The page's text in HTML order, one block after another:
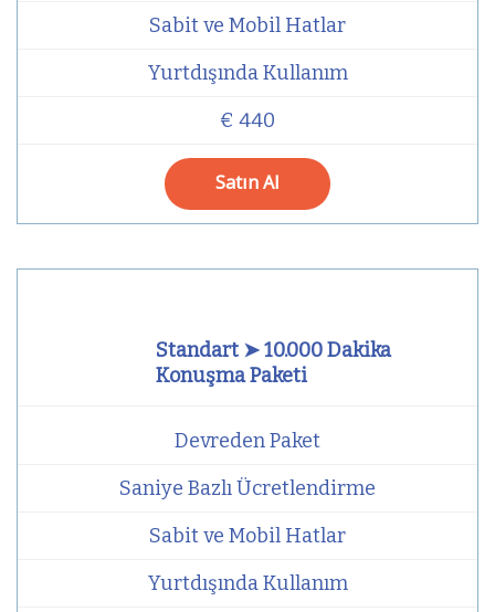
Sabit ve Mobil Hatlar
Yurtdışında Kullanım
€ 440
Satın Al
Standart ➤ 10.000 Dakika
Konuşma Paketi
Devreden Paket
Saniye Bazlı Ücretlendirme
Sabit ve Mobil Hatlar
Yurtdışında Kullanım